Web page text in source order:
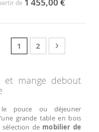
de
PageYou're currently
1 Page
2 Page
Suivant
et mange debout
pouce ou déjeuner
grande table en bois
de mobilier de